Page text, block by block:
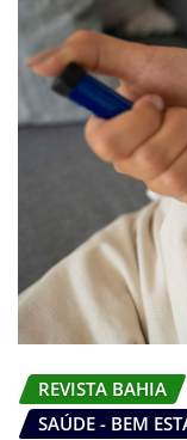
REVISTA BAHIA
SAÚDE - BEM